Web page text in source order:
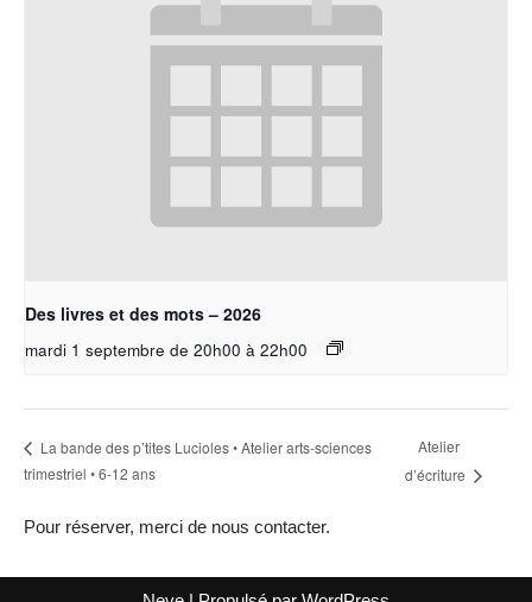
Des livres et des mots – 2026
mardi 1 septembre de 20h00 à 22h00
La bande des p’tites Lucioles • Atelier arts-sciences
trimestriel • 6-12 ans
Atelier
d’écriture
Pour réserver, merci de nous contacter.